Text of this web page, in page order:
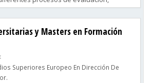
propuestos.
de Estudios Superiores Europeas se
europeo recomendado de créditos de
empresarial.
y Masters en Formación
Superiores Europeo En Dirección De